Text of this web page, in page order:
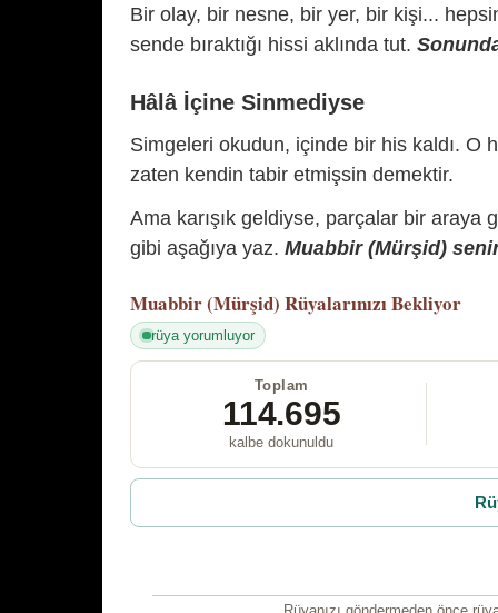
Bir olay, bir nesne, bir yer, bir kişi...
sende bıraktığı hissi aklında tut.
Hâlâ İçine Sinmediyse
Simgeleri okudun, içinde bir his kaldı. O
zaten kendin tabir etmişsin demektir.
Ama karışık geldiyse, parçalar bir araya
gibi aşağıya yaz. Muabbir (Mürşid)
Muabbir (Mürşid) Rüyalarınızı Bekliyor
rüya yorumluyor
Toplam
114.695
kalbe dokunuldu